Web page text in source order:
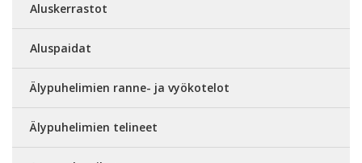
Aluskerrastot
Aluspaidat
Älypuhelimien ranne- ja vyökotelot
Älypuhelimien telineet